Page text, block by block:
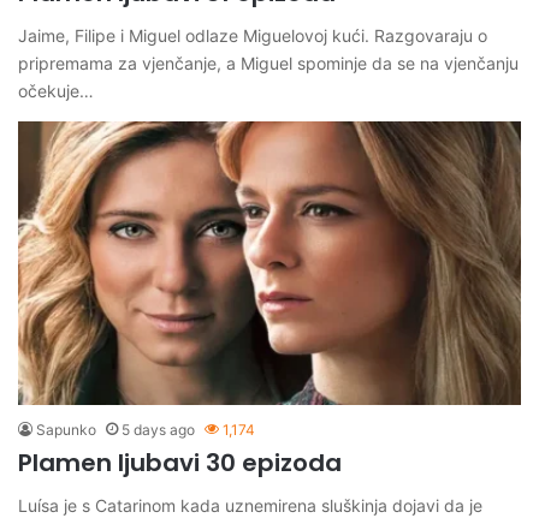
Jaime, Filipe i Miguel odlaze Miguelovoj kući. Razgovaraju o
pripremama za vjenčanje, a Miguel spominje da se na vjenčanju
očekuje…
Sapunko 5 days ago 1,174
Plamen ljubavi 30 epizoda
Luísa je s Catarinom kada uznemirena sluškinja dojavi da je